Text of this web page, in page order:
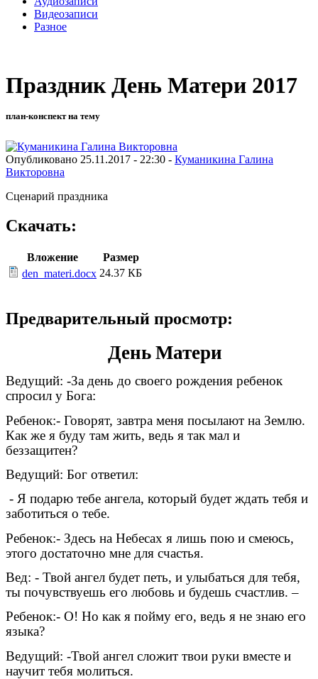
Видеозаписи
Разное
Праздник День Матери 2017
план-конспект на тему
Опубликовано 25.11.2017 - 22:30 - Куманикина Галина
Викторовна
Сценарий праздника
Скачать:
Вложение
Размер
den_materi.docx 24.37 КБ
Предварительный просмотр:
День Матери
Ведущий: -За день до своего рождения ребенок
спросил у Бога:
Ребенок:- Говорят, завтра меня посылают на Землю.
Как же я буду там жить, ведь я так мал и
беззащитен?
Ведущий: Бог ответил:
- Я подарю тебе ангела, который будет ждать тебя и
заботиться о тебе.
Ребенок:- Здесь на Небесах я лишь пою и смеюсь,
этого достаточно мне для счастья.
Вед: - Твой ангел будет петь, и улыбаться для тебя,
ты почувствуешь его любовь и будешь счастлив. –
Ребенок:- О! Но как я пойму его, ведь я не знаю его
языка?
Ведущий: -Твой ангел сложит твои руки вместе и
научит тебя молиться.